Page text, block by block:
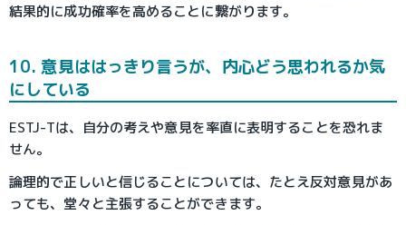
結果的に成功確率を高めることに繋がります。
10. 意見ははっきり言うが、内心どう思われるか気
にしている
ESTJ-Tは、自分の考えや意見を率直に表明することを恐れま
せん。
論理的で正しいと信じることについては、たとえ反対意見があ
っても、堂々と主張することができます。